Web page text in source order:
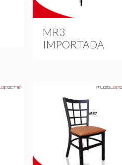
MR3
IMPORTADA